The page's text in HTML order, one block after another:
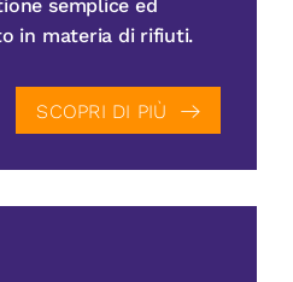
semplice ed
in materia di rifiuti.
SCOPRI DI PIÙ